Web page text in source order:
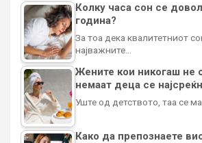
Колку часа сон се
година?
За тоа дека квалитетниот
најважните…
Жените кои никогаш не
немаат деца се
Уште од детството, таа се
Како да препознаете